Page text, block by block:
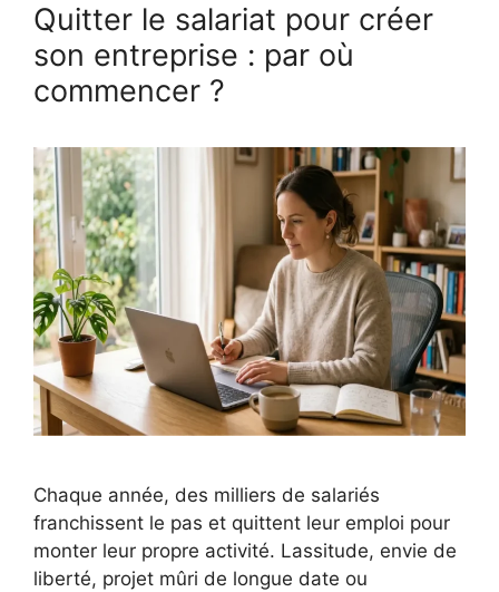
Quitter le salariat pour créer
son entreprise : par où
commencer ?
Chaque année, des milliers de salariés
franchissent le pas et quittent leur emploi pour
monter leur propre activité. Lassitude, envie de
liberté, projet mûri de longue date ou